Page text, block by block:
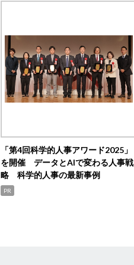
「第4回科学的人事アワード2025」
を開催 データとAIで変わる人事戦
略 科学的人事の最新事例
PR